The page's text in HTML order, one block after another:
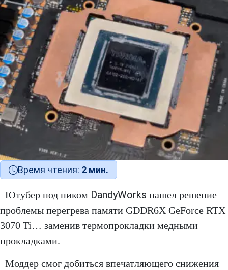
Время чтения: 2 мин.
Ютубер под ником DandyWorks нашел решение
проблемы перегрева памяти GDDR6X GeForce RTX
3070 Ti… заменив термопрокладки медными
прокладками.
Моддер смог добиться впечатляющего снижения